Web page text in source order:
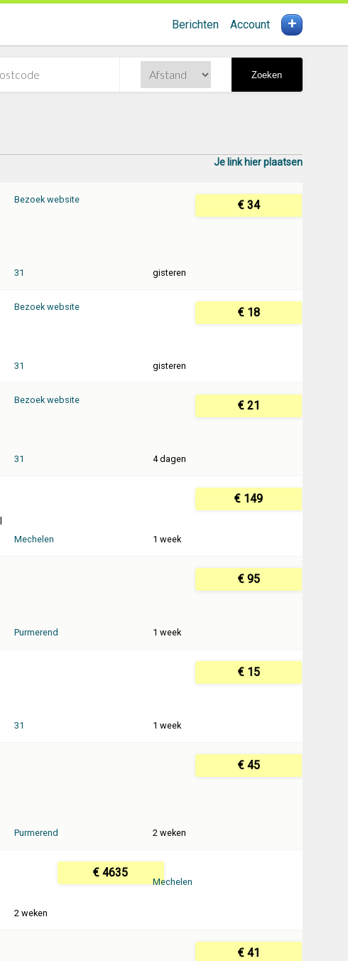
Berichten Account +
Zoeken
Je link hier plaatsen
Bezoek website € 34
31 gisteren
Bezoek website € 18
31 gisteren
Bezoek website € 21
31 4 dagen
€ 149
Mechelen 1 week
€ 95
Purmerend 1 week
€ 15
31 1 week
€ 45
Purmerend 2 weken
€ 4635
Mechelen
2 weken
€ 41